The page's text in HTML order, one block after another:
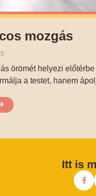
mozgás
örömét helyezi előtérbe
a testet, hanem
Itt is